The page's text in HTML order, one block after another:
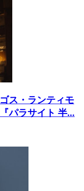
ス・ランティモ
パラサイト 半...